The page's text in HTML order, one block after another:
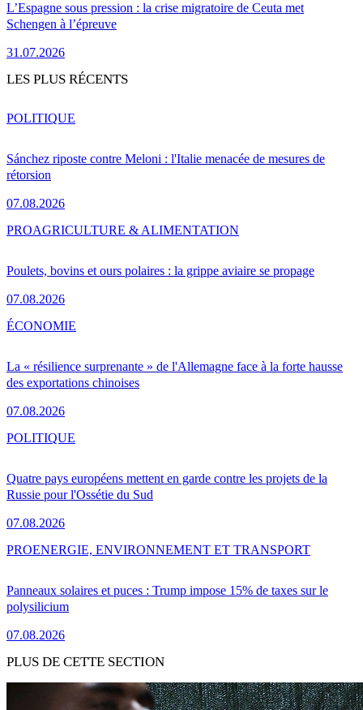
L’Espagne sous pression : la crise migratoire de Ceuta met
Schengen à l’épreuve
31.07.2026
LES PLUS RÉCENTS
Sánchez riposte contre Meloni : l'Italie menacée de mesures de
rétorsion
07.08.2026
POLITIQUE
Poulets, bovins et ours polaires : la grippe aviaire se propage
07.08.2026
PROAGRICULTURE & ALIMENTATION
La « résilience surprenante » de l'Allemagne face à la forte hausse
des exportations chinoises
07.08.2026
ÉCONOMIE
Quatre pays européens mettent en garde contre les projets de la
Russie pour l'Ossétie du Sud
07.08.2026
POLITIQUE
Panneaux solaires et puces : Trump impose 15% de taxes sur le
polysilicium
07.08.2026
PROENERGIE, ENVIRONNEMENT ET TRANSPORT
PLUS DE CETTE SECTION